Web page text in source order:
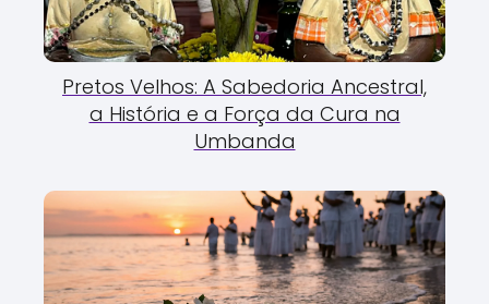
Pretos Velhos: A Sabedoria Ancestral,
a História e a Força da Cura na
Umbanda